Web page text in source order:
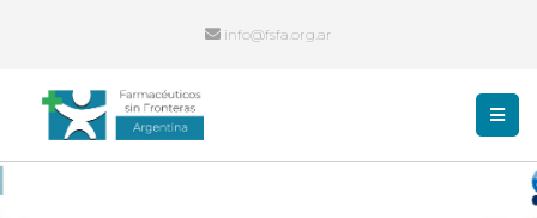
info@fsfa.org.ar